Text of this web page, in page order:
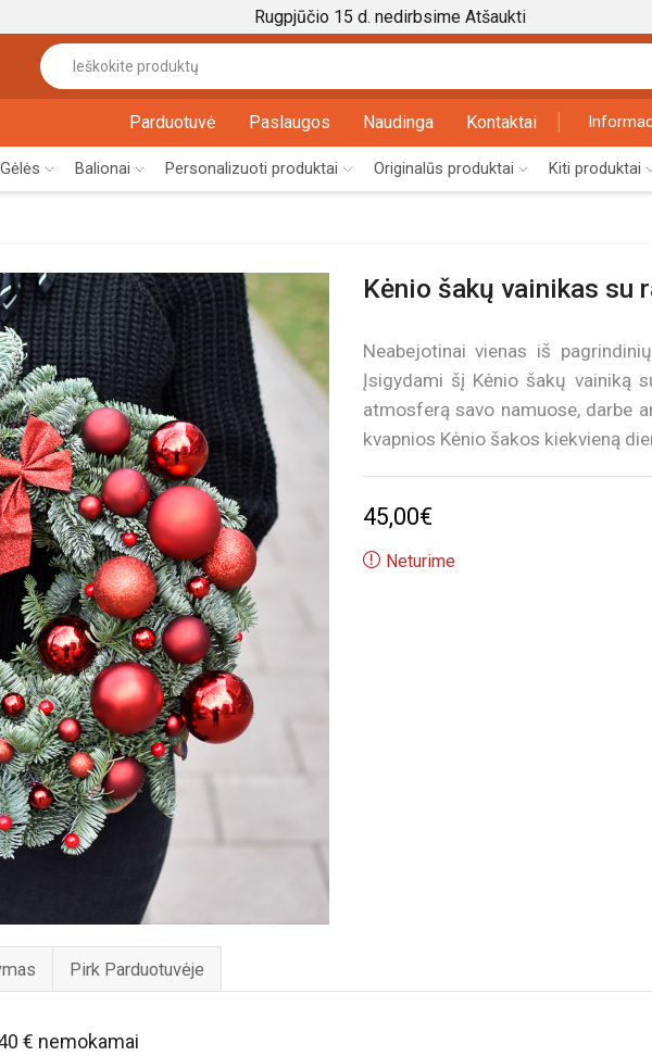
Rugpjūčio 15 d. nedirbsime Atšaukti
input
Parduotuvė Paslaugos Naudinga Kontaktai
Gėlės Balionai Personalizuoti produktai Originalūs produktai Kiti produktai
Kėnio šakų vainikas su
Neabejotinai vienas iš
Įsigydami šį Kėnio šakų vainiką
atmosferą savo namuose, darbe
kvapnios Kėnio šakos kiekvieną
45,00€
Neturime
Pirk Parduotuvėje
€ nemokamai